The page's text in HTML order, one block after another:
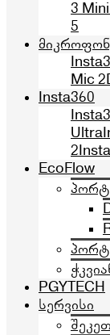
3 Mini
5
Mic 2
Insta360
Ultra
2
EcoFlow
PGYTECH
სერვისი